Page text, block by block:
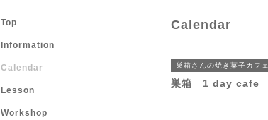
Calendar
巣箱さんの焼き菓子カフェ
巣箱 1 day cafe
Top
Information
Calendar
Lesson
Workshop